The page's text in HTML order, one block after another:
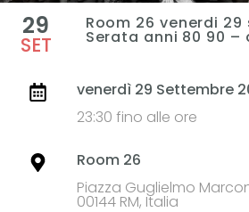
29
SET
Room 26 venerdi
Serata anni 80 90 –
venerdì 29 Settembre
23:30 fino alle ore
Room 26
Piazza Guglielmo
00144 RM, Italia